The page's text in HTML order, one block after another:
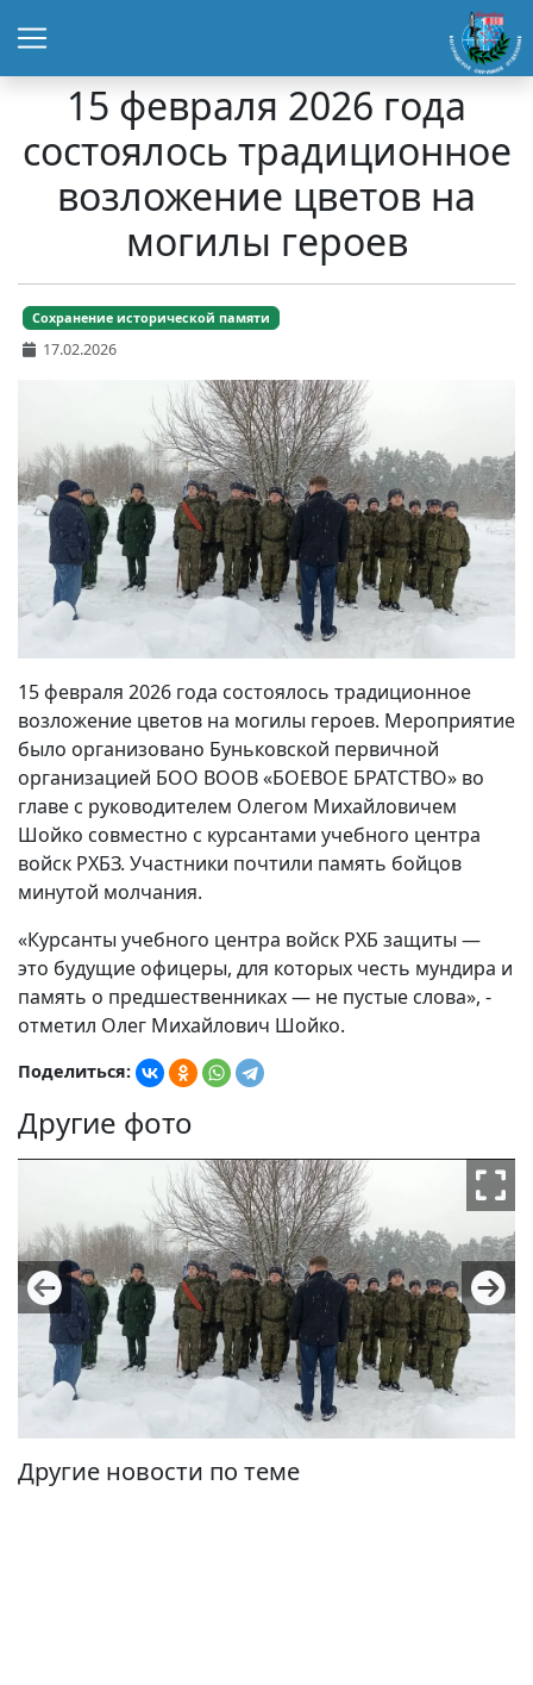
15 февраля 2026 года
состоялось традиционное
возложение цветов на
могилы героев
Сохранение исторической памяти
17.02.2026
15 февраля 2026 года состоялось традиционное
возложение цветов на могилы героев. Мероприятие
было организовано Буньковской первичной
организацией БОО ВООВ «БОЕВОЕ БРАТСТВО» во
главе с руководителем Олегом Михайловичем
Шойко совместно с курсантами учебного центра
войск РХБЗ. Участники почтили память бойцов
минутой молчания.
«Курсанты учебного центра войск РХБ защиты —
это будущие офицеры, для которых честь мундира и
память о предшественниках — не пустые слова», -
отметил Олег Михайлович Шойко.
Поделиться:
Другие фото
Другие новости по теме